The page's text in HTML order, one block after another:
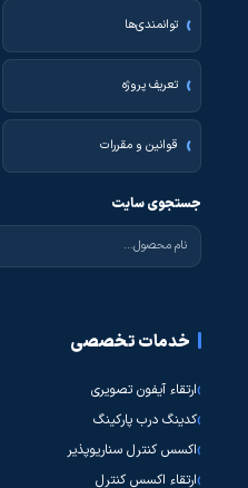
توانمندی‌ها
تعریف پروژه
قوانین و مقررات
جستجوی سایت
خدمات تخصصی
ارتقاء آیفون تصویری
کدینگ درب پارکینگ
اکسس کنترل سناریوپذیر
ارتقاء اکسس کنترل